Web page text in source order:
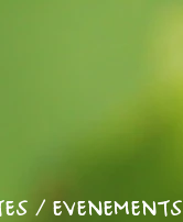
/ EVENEMENTS